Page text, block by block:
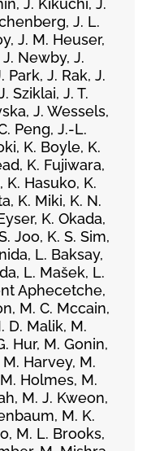
J. Kikuchi, J.
J. L.
J. M. Heuser,
Newby, J.
Park, J. Rak, J.
Sziklai, J. T.
J. Wessels,
Peng, J.-L.
K. Boyle, K.
K. Fujiwara,
K. Hasuko, K.
K. Miki, K. N.
K. Okada,
Joo, K. S. Sim,
L. Baksay,
L. Mašek, L.
Aphecetche,
M. C. Mccain,
D. Malik, M.
Hur, M. Gonin,
Harvey, M.
Holmes, M.
M. J. Kweon,
M. K.
M. L. Brooks,